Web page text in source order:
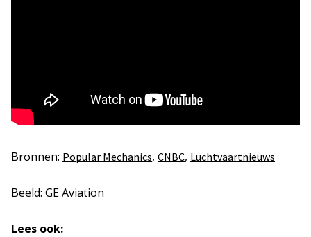
Bronnen: Popular Mechanics, CNBC, Luchtvaartnieuws
Beeld: GE Aviation
Lees ook: